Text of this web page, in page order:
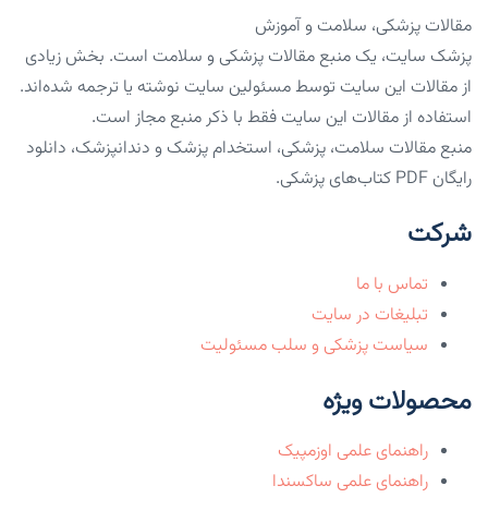
مقالات پزشکی، سلامت و آموزش
پزشک سایت، یک منبع مقالات پزشکی و سلامت است. بخش زیادی
از مقالات این سایت توسط مسئولین سایت نوشته یا ترجمه شده‌اند.
استفاده از مقالات این سایت فقط با ذکر منبع مجاز است.
منبع مقالات سلامت، پزشکی، استخدام پزشک و دندانپزشک، دانلود
رایگان PDF کتاب‌های پزشکی.
شرکت
تماس با ما
تبلیغات در سایت
سیاست پزشکی و سلب مسئولیت
محصولات ویژه
راهنمای علمی اوزمپیک
راهنمای علمی ساکسندا